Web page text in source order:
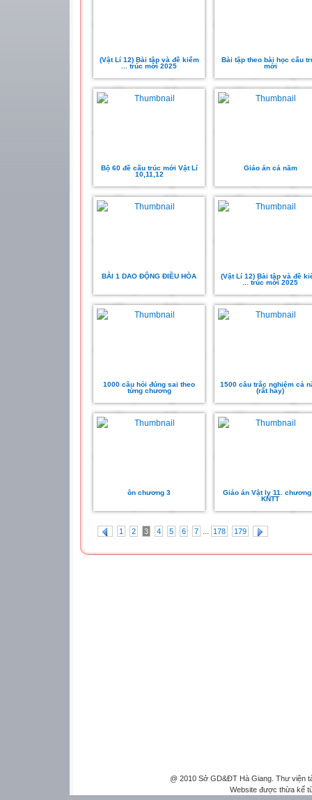
(Vật Lí 12) Bài tập và đề kiểm
... trúc mới 2025
Bài tập theo bài học cấu
mới
Bộ 60 đề cấu trúc mới Vật Lí
10,11,12
Giáo án cả năm
BÀI 1 DAO ĐỘNG ĐIỀU HÒA
(Vật Lí 12) Bài tập và đề
... trúc mới 2025
1000 câu hỏi đúng sai theo
từng chương
1500 câu trắc nghiệm cả
(rất hay)
ôn chương 3
Giáo án Vật ly 11.
KNTT
1 2 3 4 5 6 7 ... 178 179
@ 2010 Sở GD&ĐT Hà Giang. Thư viện
Website được thừa kế